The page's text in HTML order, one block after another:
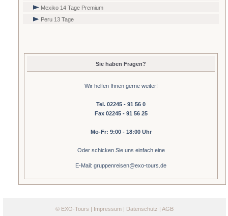
Mexiko 14 Tage Premium
Peru 13 Tage
Sie haben Fragen?
Wir helfen Ihnen gerne weiter!
Tel. 02245 - 91 56 0
Fax 02245 - 91 56 25
Mo-Fr: 9:00 - 18:00 Uhr
Oder schicken Sie uns einfach eine
E-Mail: gruppenreisen@exo-tours.de
© EXO-Tours Impressum Datenschutz AGB